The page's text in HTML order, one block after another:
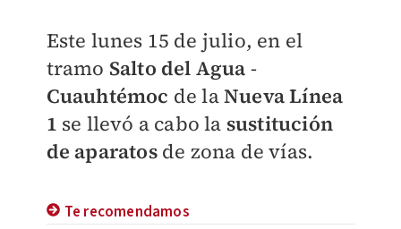
Este lunes 15 de julio, en el
tramo Salto del Agua -
Cuauhtémoc de laNueva Línea
1 se llevó a cabo la sustitución
de aparatos de zona de vías.
Te recomendamos